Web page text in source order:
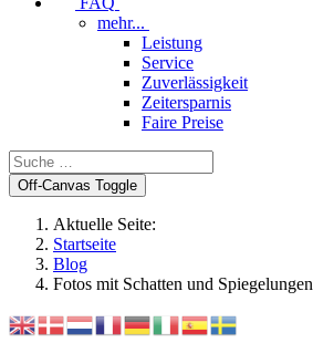
mehr...
Leistung
Service
Zuverlässigkeit
Zeitersparnis
Faire Preise
Off-Canvas Toggle
Aktuelle Seite:
Startseite
Blog
Fotos mit Schatten und Spiegelungen